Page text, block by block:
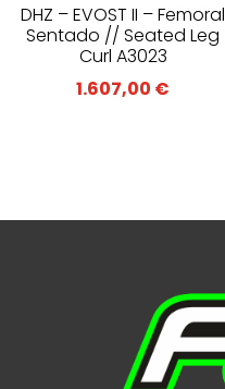
DHZ – EVOST II – Femoral
Sentado // Seated Leg
Curl A3023
1.607,00 €